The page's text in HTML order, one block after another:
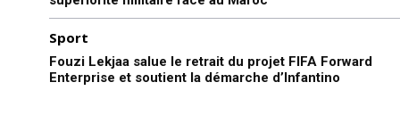
Sport
Fouzi Lekjaa salue le retrait du projet FIFA Forward
Enterprise et soutient la démarche d’Infantino